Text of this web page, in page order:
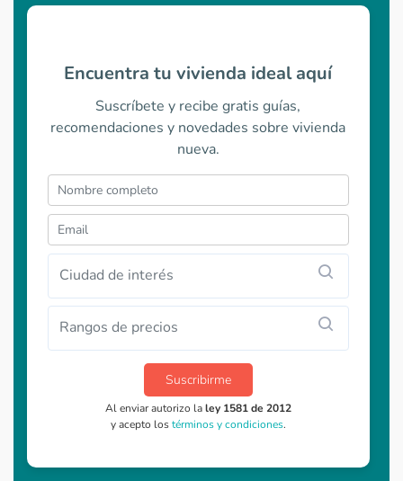
Encuentra tu vivienda ideal aquí
Suscríbete y recibe gratis guías,
recomendaciones y novedades sobre vivienda
nueva.
Ciudad de interés
Rangos de precios
Suscribirme
Al enviar autorizo laley 1581 de 2012
y acepto lostérminos y condiciones.